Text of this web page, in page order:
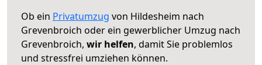
Ob ein Privatumzug von Hildesheim nach
Grevenbroich oder ein gewerblicher Umzug nach
Grevenbroich, wir helfen, damit Sie problemlos
und stressfrei umziehen können.